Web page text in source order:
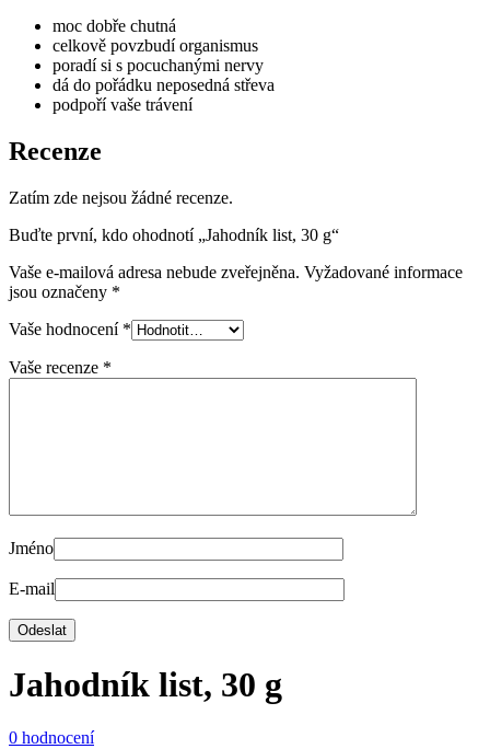
moc dobře chutná
celkově povzbudí organismus
poradí si s pocuchanými nervy
dá do pořádku neposedná střeva
podpoří vaše trávení
Recenze
Zatím zde nejsou žádné recenze.
Buďte první, kdo ohodnotí „Jahodník list, 30 g“
Vaše e-mailová adresa nebude zveřejněna. Vyžadované informace
jsou označeny *
Vaše hodnocení *
Vaše recenze *
Jméno
E-mail
Jahodník list, 30 g
0 hodnocení